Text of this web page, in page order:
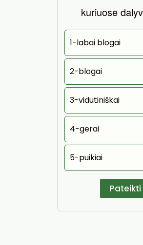
kuriuose
1-labai blogai
2-blogai
3-vidutiniškai
4-gerai
5-puikiai